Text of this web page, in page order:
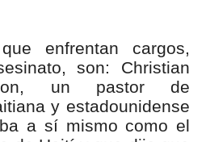
enfrentan cargos,
son: Christian
un pastor de
y estadounidense
a sí mismo como el